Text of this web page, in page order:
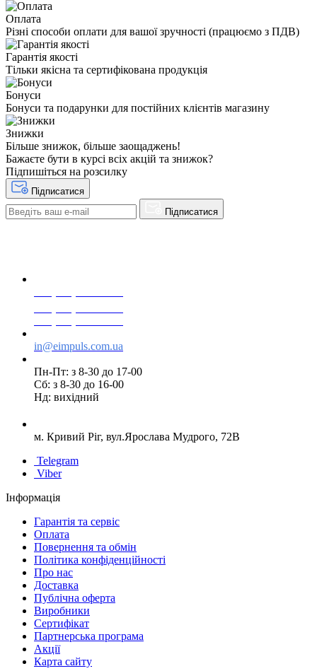
Оплата
Різні способи оплати для вашої зручності (працюємо з ПДВ)
Гарантія якості
Тільки якісна та сертифікована продукція
Бонуси
Бонуси та подарунки для постійних клієнтів магазину
Знижки
Більше знижок, більше заощаджень!
Бажаєте бути в курсі всіх акцій та знижок?
Підпишіться на розсилку
Підписатися
Підписатися
in@eimpuls.com.ua
Пн-Пт: з 8-30 до 17-00
Сб: з 8-30 до 16-00
Нд: вихідний
м. Кривий Ріг, вул.Ярослава Мудрого, 72В
Telegram
Viber
Інформація
Гарантія та сервіс
Оплата
Повернення та обмін
Політика конфіденційності
Про нас
Доставка
Публічна оферта
Виробники
Сертифікат
Партнерська програма
Акції
Карта сайту